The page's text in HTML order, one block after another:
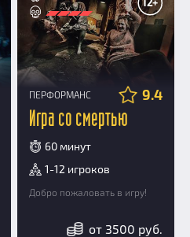
ПЕРФОРМАНС 9.4
Игра со смертью
60 минут
1-12 игроков
Добро пожаловать в игру!
от 3500 руб.